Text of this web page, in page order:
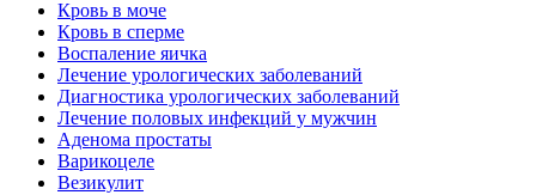
Кровь в моче
Кровь в сперме
Воспаление яичка
Лечение урологических заболеваний
Диагностика урологических заболеваний
Лечение половых инфекций у мужчин
Аденома простаты
Варикоцеле
Везикулит